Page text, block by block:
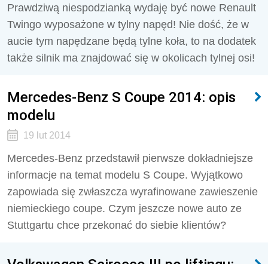
Prawdziwą niespodzianką wydaję być nowe Renault
Twingo wyposażone w tylny napęd! Nie dość, że w
aucie tym napędzane będą tylne koła, to na dodatek
także silnik ma znajdować się w okolicach tylnej osi!
Mercedes-Benz S Coupe 2014: opis
modelu
19 lut 2014
Mercedes-Benz przedstawił pierwsze dokładniejsze
informacje na temat modelu S Coupe. Wyjątkowo
zapowiada się zwłaszcza wyrafinowane zawieszenie
niemieckiego coupe. Czym jeszcze nowe auto ze
Stuttgartu chce przekonać do siebie klientów?